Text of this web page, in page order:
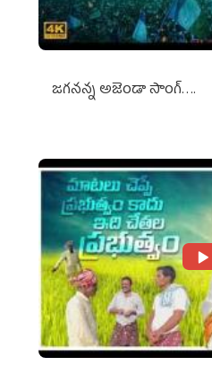
జగనన్న అజెండా సాంగ్….